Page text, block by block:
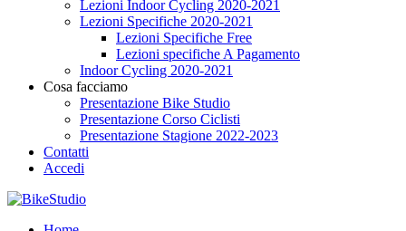
Lezioni Indoor Cycling 2020-2021
Lezioni Specifiche 2020-2021
Lezioni Specifiche Free
Lezioni specifiche A Pagamento
Indoor Cycling 2020-2021
Cosa facciamo
Presentazione Bike Studio
Presentazione Corso Ciclisti
Presentazione Stagione 2022-2023
Contatti
Accedi